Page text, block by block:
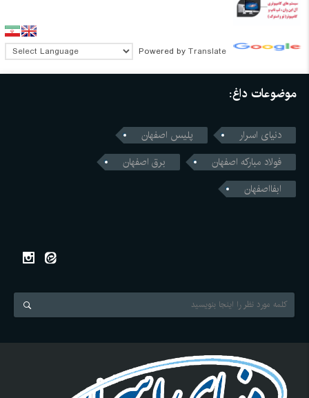
Powered by Translate
موضوعات داغ:
دنیای اسرار
پلیس اصفهان
فولاد مبارکه اصفهان
برق اصفهان
ابفااصفهان